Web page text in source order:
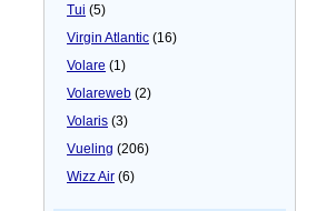
Tui (5)
Virgin Atlantic (16)
Volare (1)
Volareweb (2)
Volaris (3)
Vueling (206)
Wizz Air (6)